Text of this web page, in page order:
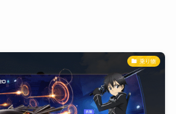
乗り物